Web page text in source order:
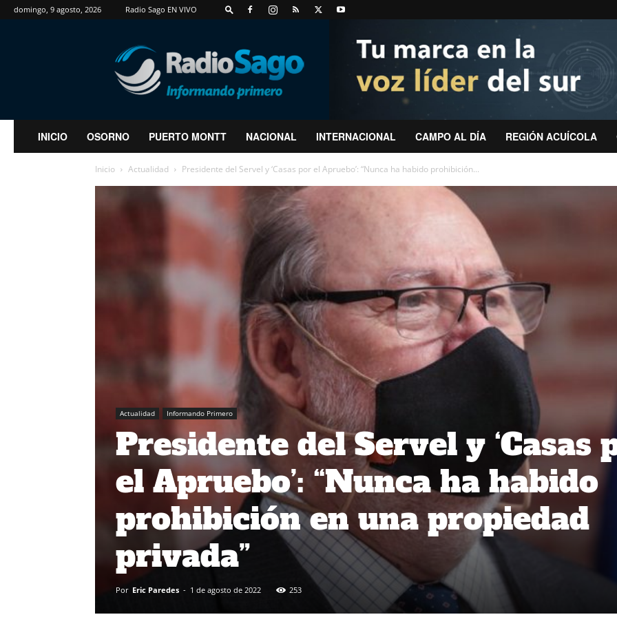
domingo, 9 agosto, 2026 Radio Sago EN VIVO
RadioSago
INICIO OSORNO PUERTO MONTT NACIONAL INTERNACIONAL CAMPO AL DÍA REGIÓN ACUÍCOLA
Inicio Actualidad Presidente del Servel y ‘Casas por el Apruebo’: “Nunca ha habido prohibición...
Actualidad Informando Primero
Presidente del Servel y ‘Casas
el Apruebo’: “Nunca ha habido
prohibición en una propiedad
privada”
Por Eric Paredes - 1 de agosto de 2022 253